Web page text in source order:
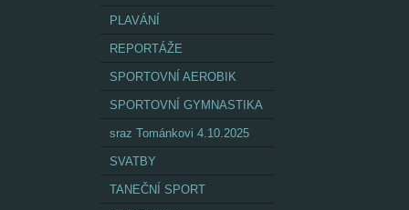
PLAVÁNÍ
REPORTÁŽE
SPORTOVNÍ AEROBIK
SPORTOVNÍ GYMNASTIKA
sraz Tománkovi 4.10.2025
SVATBY
TANEČNÍ SPORT